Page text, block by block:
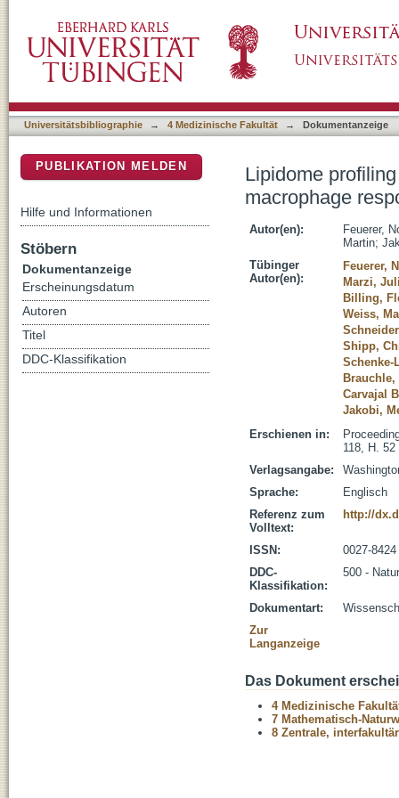
topographies of implant materials
Universitätsbibliographie → 4 Medizinische Fakultät → Dokumentanzeige
Lipidome
macrophage
Autor(en):
Feuerer,
Martin;
Tübinger
Autor(en):
Feuerer,
Marzi,
Billing,
Weiss,
Shipp,
Schenke-
Brauchle,
Carvajal
Jakobi,
Erschienen in:
118, H. 52
Verlagsangabe:
Sprache:
Englisch
Referenz zum
Volltext:
http://
ISSN:
0027-8424
DDC-
Klassifikation:
500 -
Dokumentart:
Zur
Langanzeige
Das Dokument
4 Medizinische
7 Mathematisch-
8 Zentrale,
PUBLIKATION MELDEN
Hilfe und Informationen
Stöbern
Dokumentanzeige
Erscheinungsdatum
Autoren
Titel
DDC-Klassifikation